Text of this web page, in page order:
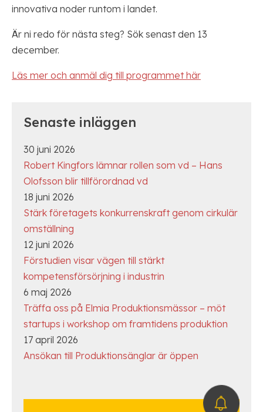
innovativa noder runtom i landet.
Är ni redo för nästa steg? Sök senast den 13
december.
Läs mer och anmäl dig till programmet här
Senaste inläggen
30 juni 2026
Robert Kingfors lämnar rollen som vd – Hans
Olofsson blir tillförordnad vd
18 juni 2026
Stärk företagets konkurrenskraft genom cirkulär
omställning
12 juni 2026
Förstudien visar vägen till stärkt
kompetensförsörjning i industrin
6 maj 2026
Träffa oss på Elmia Produktionsmässor – möt
startups i workshop om framtidens produktion
17 april 2026
Ansökan till Produktionsänglar är öppen